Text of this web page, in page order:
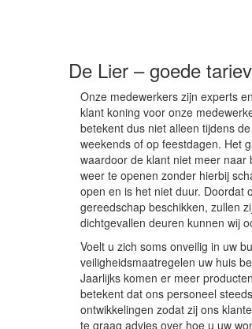
De Lier – goede
Onze medewerkers zijn experts
klant koning voor onze
betekent dus niet alleen tijdens
weekends of op feestdagen. Het
waardoor de klant niet meer
weer te openen zonder hierbij
open en is het niet duur. Doordat
gereedschap beschikken, zullen
dichtgevallen deuren kunnen wij
Voelt u zich soms onveilig in uw
veiligheidsmaatregelen uw huis
Jaarlijks komen er meer
betekent dat ons personeel
ontwikkelingen zodat zij ons
te graag advies over hoe u uw